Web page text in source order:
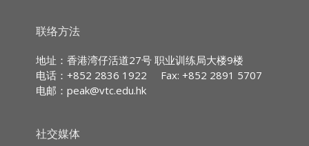
时所采用的多项原则，进而提升自身诠释保险合
课程对象
个人保险从业员
- 索偿程序
持续专业进修(CPD)/持续培训(CPT)時数
联络方法
地址：香港湾仔活道27号 职业训练局大楼9楼
电话：+852 2836 1922
Fax: +852 2891 5707
电邮： peak@vtc.edu.hk
社交媒体